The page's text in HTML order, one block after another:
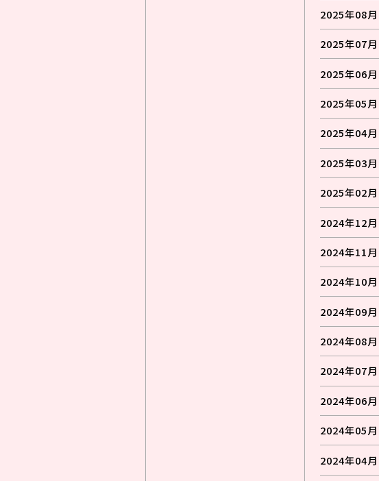
2025年08月
2025年07月
2025年06月
2025年05月
2025年04月
2025年03月
2025年02月
2024年12月
2024年11月
2024年10月
2024年09月
2024年08月
2024年07月
2024年06月
2024年05月
2024年04月